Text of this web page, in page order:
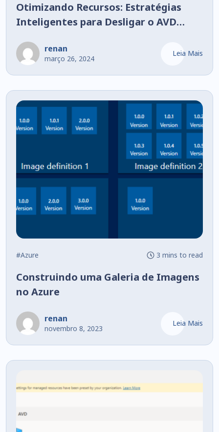
Otimizando Recursos: Estratégias
Inteligentes para Desligar o AVD
renan
março 26, 2024
Leia Mais
#Azure 3 mins to read
Construindo uma Galeria de Imagens
no Azure
renan
novembro 8, 2023
Leia Mais